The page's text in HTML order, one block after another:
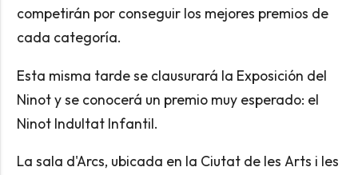
competirán por conseguir los mejores premios de
cada categoría.
Esta misma tarde se clausurará la Exposición del
Ninot y se conocerá un premio muy esperado: el
Ninot Indultat Infantil.
La sala d'Arcs, ubicada en la Ciutat de les Arts i les